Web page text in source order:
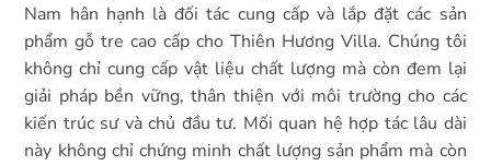
Nam hân hạnh là đối tác cung cấp và lắp đặt các sản
phẩm gỗ tre cao cấp cho Thiên Hương Villa. Chúng tôi
không chỉ cung cấp vật liệu chất lượng mà còn đem lại
giải pháp bền vững, thân thiện với môi trường cho các
kiến trúc sư và chủ đầu tư. Mối quan hệ hợp tác lâu dài
này không chỉ chứng minh chất lượng sản phẩm mà còn